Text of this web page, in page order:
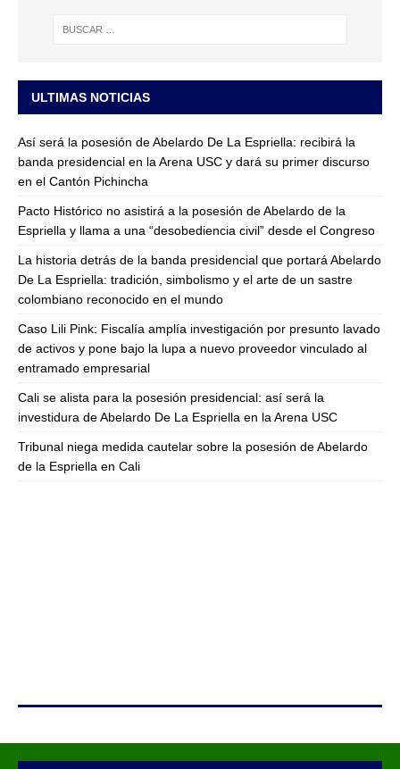
ULTIMAS NOTICIAS
Así será la posesión de Abelardo De La Espriella: recibirá la
banda presidencial en la Arena USC y dará su primer discurso
en el Cantón Pichincha
Pacto Histórico no asistirá a la posesión de Abelardo de la
Espriella y llama a una “desobediencia civil” desde el Congreso
La historia detrás de la banda presidencial que portará Abelardo
De La Espriella: tradición, simbolismo y el arte de un sastre
colombiano reconocido en el mundo
Caso Lili Pink: Fiscalía amplía investigación por presunto lavado
de activos y pone bajo la lupa a nuevo proveedor vinculado al
entramado empresarial
Cali se alista para la posesión presidencial: así será la
investidura de Abelardo De La Espriella en la Arena USC
Tribunal niega medida cautelar sobre la posesión de Abelardo
de la Espriella en Cali